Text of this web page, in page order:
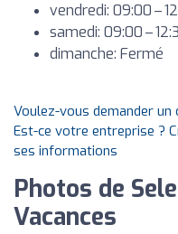
vendredi: 09:00 –
samedi: 09:00 –
dimanche: Fermé
Voulez-vous demander un
Est-ce votre entreprise ?
ses informations
Photos de
Vacances